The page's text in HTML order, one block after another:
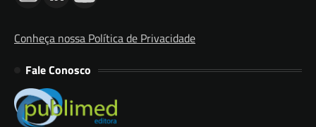
Conheça nossa Política de Privacidade
Fale Conosco